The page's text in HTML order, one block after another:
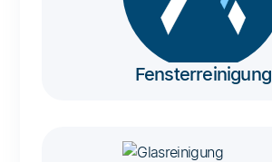
Fensterreinigung